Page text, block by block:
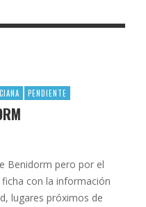
PENDIENTE
Benidorm pero por el
con la información
lugares próximos de